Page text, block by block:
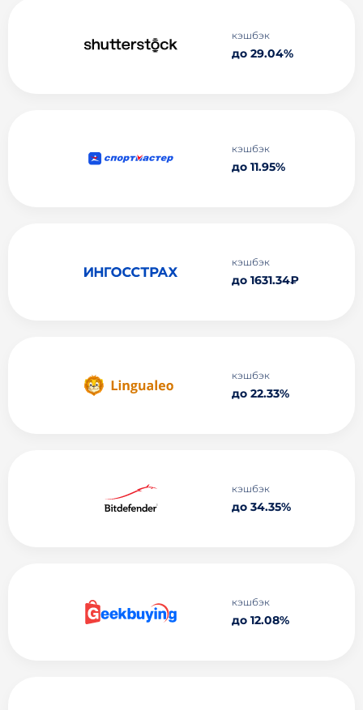
кэшбэк
до 29.04%
кэшбэк
до 11.95%
кэшбэк
до 1631.34₽
кэшбэк
до 22.33%
кэшбэк
до 34.35%
кэшбэк
до 12.08%